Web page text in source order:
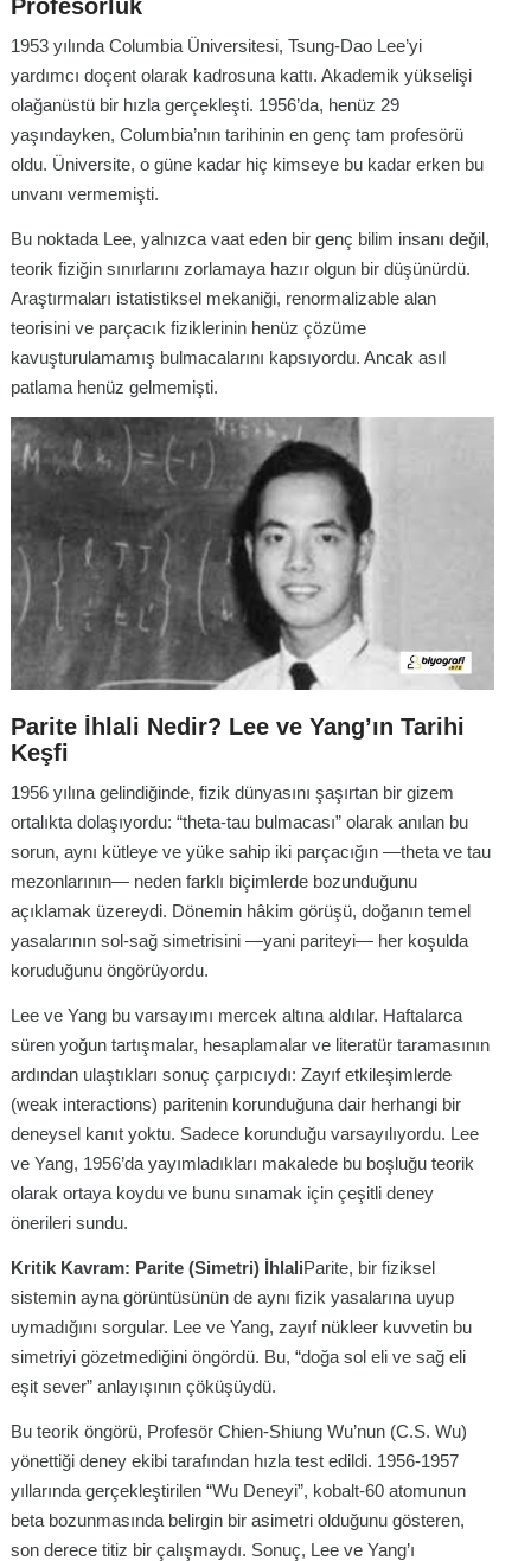
Profesörlük
1953 yılında Columbia Üniversitesi, Tsung-Dao Lee’yi
yardımcı doçent olarak kadrosuna kattı. Akademik yükselişi
olağanüstü bir hızla gerçekleşti. 1956’da, henüz 29
yaşındayken, Columbia’nın tarihinin en genç tam profesörü
oldu. Üniversite, o güne kadar hiç kimseye bu kadar erken bu
unvanı vermemişti.
Bu noktada Lee, yalnızca vaat eden bir genç bilim insanı değil,
teorik fiziğin sınırlarını zorlamaya hazır olgun bir düşünürdü.
Araştırmaları istatistiksel mekaniği, renormalizable alan
teorisini ve parçacık fiziklerinin henüz çözüme
kavuşturulamamış bulmacalarını kapsıyordu. Ancak asıl
patlama henüz gelmemişti.
Parite İhlali Nedir? Lee ve Yang’ın Tarihi
Keşfi
1956 yılına gelindiğinde, fizik dünyasını şaşırtan bir gizem
ortalıkta dolaşıyordu: “theta-tau bulmacası” olarak anılan bu
sorun, aynı kütleye ve yüke sahip iki parçacığın —theta ve tau
mezonlarının— neden farklı biçimlerde bozunduğunu
açıklamak üzereydi. Dönemin hâkim görüşü, doğanın temel
yasalarının sol-sağ simetrisini —yani pariteyi— her koşulda
koruduğunu öngörüyordu.
Lee ve Yang bu varsayımı mercek altına aldılar. Haftalarca
süren yoğun tartışmalar, hesaplamalar ve literatür taramasının
ardından ulaştıkları sonuç çarpıcıydı: Zayıf etkileşimlerde
(weak interactions) paritenin korunduğuna dair herhangi bir
deneysel kanıt yoktu. Sadece korunduğu varsayılıyordu. Lee
ve Yang, 1956’da yayımladıkları makalede bu boşluğu teorik
olarak ortaya koydu ve bunu sınamak için çeşitli deney
önerileri sundu.
Kritik Kavram: Parite (Simetri) İhlaliParite, bir fiziksel
sistemin ayna görüntüsünün de aynı fizik yasalarına uyup
uymadığını sorgular. Lee ve Yang, zayıf nükleer kuvvetin bu
simetriyi gözetmediğini öngördü. Bu, “doğa sol eli ve sağ eli
eşit sever” anlayışının çöküşüydü.
Bu teorik öngörü, Profesör Chien-Shiung Wu’nun (C.S. Wu)
yönettiği deney ekibi tarafından hızla test edildi. 1956-1957
yıllarında gerçekleştirilen “Wu Deneyi”, kobalt-60 atomunun
beta bozunmasında belirgin bir asimetri olduğunu gösteren,
son derece titiz bir çalışmaydı. Sonuç, Lee ve Yang’ı